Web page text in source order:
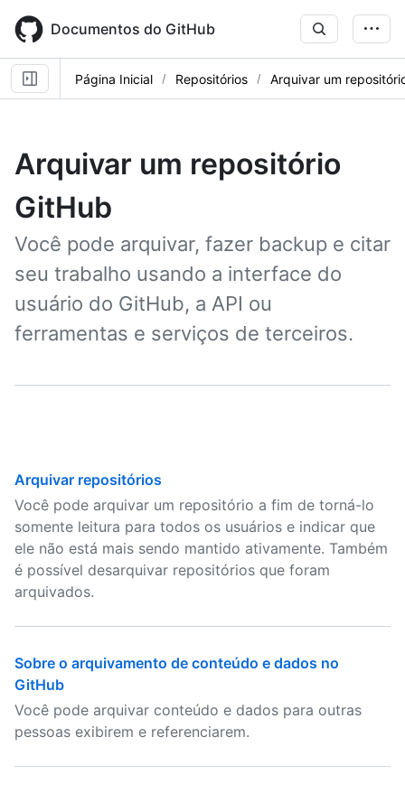
main
content
Documentos do GitHub
Página Inicial Repositórios Arquivar um
Arquivar um repositório
GitHub
Você pode arquivar, fazer backup e citar
seu trabalho usando a interface do
usuário do GitHub, a API ou
ferramentas e serviços de terceiros.
Arquivar repositórios
Você pode arquivar um repositório a fim de torná-lo
somente leitura para todos os usuários e indicar que
ele não está mais sendo mantido ativamente. Também
é possível desarquivar repositórios que foram
arquivados.
Sobre o arquivamento de conteúdo e dados no
GitHub
Você pode arquivar conteúdo e dados para outras
pessoas exibirem e referenciarem.